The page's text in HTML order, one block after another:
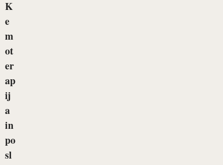
K
e
m
ot
er
ap
ij
a
in
po
sl